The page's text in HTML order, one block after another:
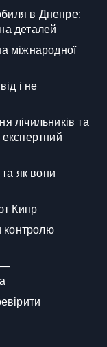
в Днепре:
деталей
міжнародної
і не
лічильників та
та як вони
Кипр
контролю
—